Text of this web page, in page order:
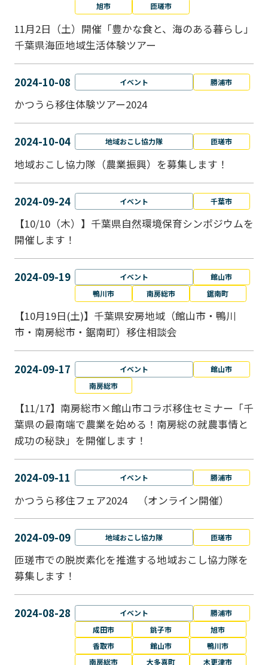
旭市
匝瑳市
11月2日（土）開催「豊かな食と、海のある暮らし」
千葉県海匝地域生活体験ツアー
2024-10-08 イベント 勝浦市
かつうら移住体験ツアー2024
2024-10-04 地域おこし協力隊 匝瑳市
地域おこし協⼒隊（農業振興）を募集します！
2024-09-24 イベント 千葉市
【10/10（木）】千葉県自然環境保育シンポジウムを
開催します！
2024-09-19 イベント
館山市
鴨川市
南房総市 鋸南町
【10月19日(土)】千葉県安房地域（館山市・鴨川
市・南房総市・鋸南町）移住相談会
2024-09-17 イベント
館山市
南房総市
【11/17】南房総市×館山市コラボ移住セミナー「千
葉県の最南端で農業を始める！南房総の就農事情と
成功の秘訣」を開催します！
2024-09-11 イベント 勝浦市
かつうら移住フェア2024 （オンライン開催）
2024-09-09 地域おこし協力隊 匝瑳市
匝瑳市での脱炭素化を推進する地域おこし協⼒隊を
募集します！
2024-08-28 イベント
勝浦市
成田市
銚子市
旭市
香取市
館山市
鴨川市
南房総市
大多喜町 木更津市